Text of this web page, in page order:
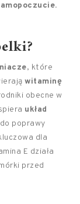
, które
witaminę
obecne w
układ
poprawy
dla
E działa
przed